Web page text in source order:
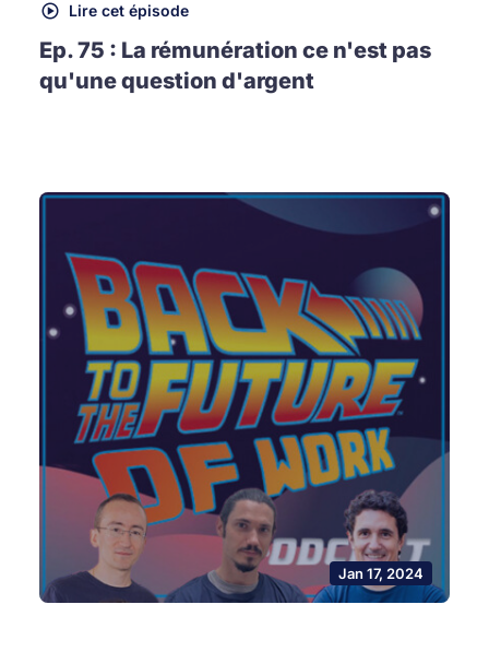
Lire cet épisode
Ep. 75 : La rémunération ce n'est pas
qu'une question d'argent
Jan 17, 2024